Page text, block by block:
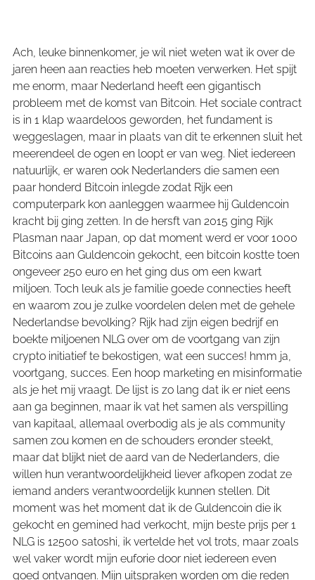
Ach, leuke binnenkomer, je wil niet weten wat ik over de
jaren heen aan reacties heb moeten verwerken. Het spijt
me enorm, maar Nederland heeft een gigantisch
probleem met de komst van Bitcoin. Het sociale contract
is in 1 klap waardeloos geworden, het fundament is
weggeslagen, maar in plaats van dit te erkennen sluit het
meerendeel de ogen en loopt er van weg. Niet iedereen
natuurlijk, er waren ook Nederlanders die samen een
paar honderd Bitcoin inlegde zodat Rijk een
computerpark kon aanleggen waarmee hij Guldencoin
kracht bij ging zetten. In de hersft van 2015 ging Rijk
Plasman naar Japan, op dat moment werd er voor 1000
Bitcoins aan Guldencoin gekocht, een bitcoin kostte toen
ongeveer 250 euro en het ging dus om een kwart
miljoen. Toch leuk als je familie goede connecties heeft
en waarom zou je zulke voordelen delen met de gehele
Nederlandse bevolking? Rijk had zijn eigen bedrijf en
boekte miljoenen NLG over om de voortgang van zijn
crypto initiatief te bekostigen, wat een succes! hmm ja,
voortgang, succes. Een hoop marketing en misinformatie
als je het mij vraagt. De lijst is zo lang dat ik er niet eens
aan ga beginnen, maar ik vat het samen als verspilling
van kapitaal, allemaal overbodig als je als community
samen zou komen en de schouders eronder steekt,
maar dat blijkt niet de aard van de Nederlanders, die
willen hun verantwoordelijkheid liever afkopen zodat ze
iemand anders verantwoordelijk kunnen stellen. Dit
moment was het moment dat ik de Guldencoin die ik
gekocht en gemined had verkocht, mijn beste prijs per 1
NLG is 12500 satoshi, ik vertelde het vol trots, maar zoals
wel vaker wordt mijn euforie door niet iedereen even
goed ontvangen. Mijn uitspraken worden om die reden